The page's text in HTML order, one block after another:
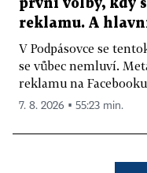
první volby, kdy
reklamu. A
V Podpásovce se
se vůbec nemluví.
reklamu na
7. 8. 2026 ▪ 55:23 min.